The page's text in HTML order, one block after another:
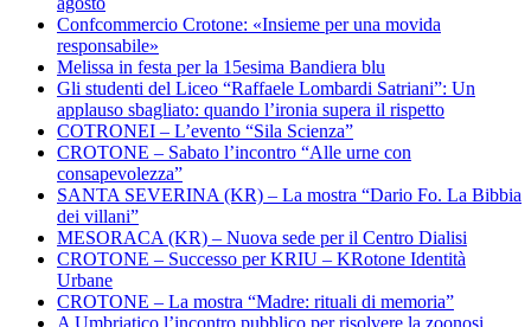
Confcommercio Crotone: «Insieme per una movida
responsabile»
Melissa in festa per la 15esima Bandiera blu
Gli studenti del Liceo “Raffaele Lombardi Satriani”: Un
applauso sbagliato: quando l’ironia supera il rispetto
COTRONEI – L’evento “Sila Scienza”
CROTONE – Sabato l’incontro “Alle urne con
consapevolezza”
SANTA SEVERINA (KR) – La mostra “Dario Fo. La Bibbia
dei villani”
MESORACA (KR) – Nuova sede per il Centro Dialisi
CROTONE – Successo per KRIU – KRotone Identità
Urbane
CROTONE – La mostra “Madre: rituali di memoria”
A Umbriatico l’incontro pubblico per risolvere la zoonosi